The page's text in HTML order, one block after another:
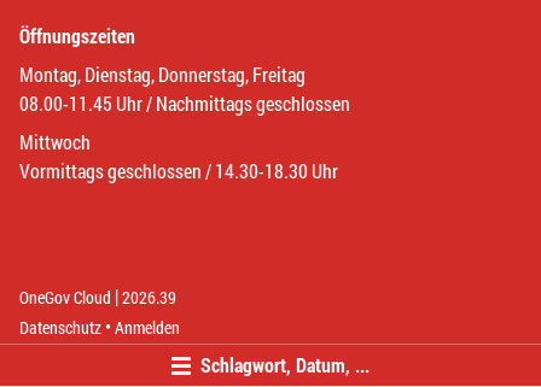
Schlagwort, Datum, ...
Öffnungszeiten
Montag, Dienstag, Donnerstag, Freitag
08.00-11.45 Uhr / Nachmittags geschlossen
Mittwoch
Vormittags geschlossen / 14.30-18.30 Uhr
OneGov Cloud (External Link)
|2026.39
Datenschutz (External Link)
Anmelden